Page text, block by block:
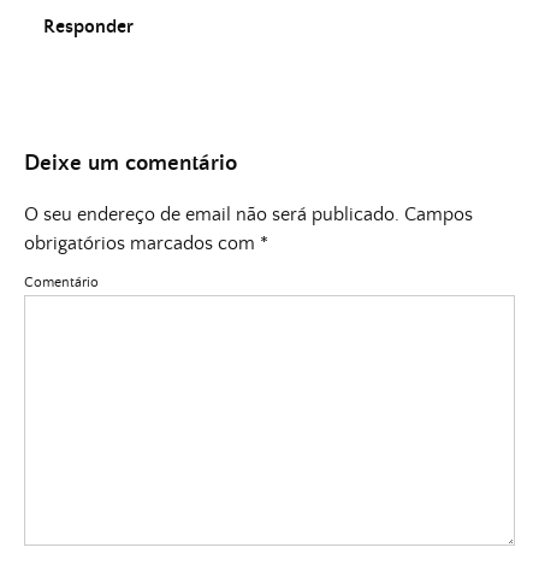
Responder
Deixe um comentário
O seu endereço de email não será publicado. Campos
obrigatórios marcados com *
Comentário